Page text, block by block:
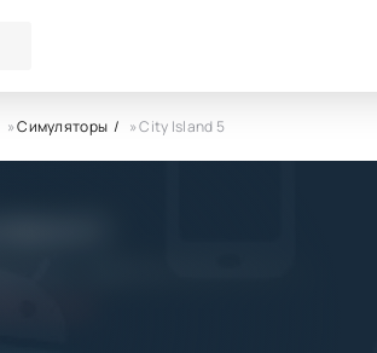
»Симуляторы » City Island 5